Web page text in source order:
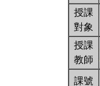
授課
對象
授課
教師
課號